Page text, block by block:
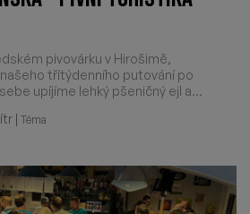
pivovárku v Hirošimě,
třítýdenního putování po
upíjíme lehký pšeničný ejl a...
Téma